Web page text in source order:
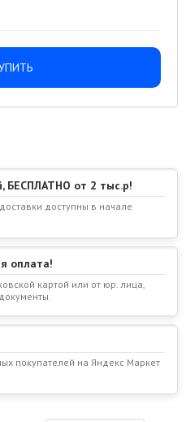
БЕСПЛАТНО от 2 тыс.р!
доступны в начале
оплата!
картой или от юр. лица,
покупателей на Яндекс Маркет